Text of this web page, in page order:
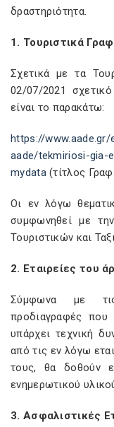
δραστηριότητα.
1. Τουριστικά
Σχετικά με τα
02/07/2021
είναι το παρακάτω:
https://
aade/tekmiriosi-gia-
mydata(τίτλος
Οι εν λόγω
συμφωνηθεί με
Τουριστικών και
2. Εταιρείες του
Σύμφωνα με τις
προδιαγραφές που
υπάρχει τεχνική
από τις εν λόγω
τους, θα δοθούν
ενημερωτικού
3. Ασφαλιστικές